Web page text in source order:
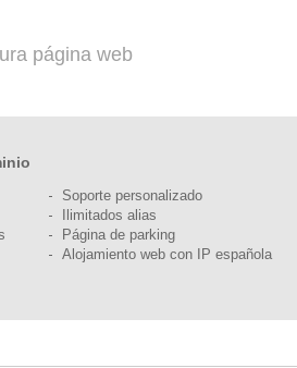
página web
Soporte personalizado
Ilimitados alias
Página de parking
Alojamiento web con IP española